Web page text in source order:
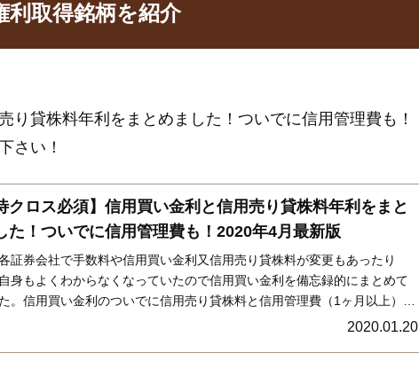
利取得銘柄を紹介
り貸株料年利をまとめました！ついでに信用管理費も！
さい！
クロス必須】信用買い金利と信用売り貸株料年利をまと
た！ついでに信用管理費も！2020年4月最新版
証券会社で手数料や信用買い金利又信用売り貸株料が変更もあったり
身もよくわからなくなっていたので信用買い金利を備忘録的にまとめて
。信用買い金利のついでに信用売り貸株料と信用管理費（1ヶ月以上）も
2020.01.20